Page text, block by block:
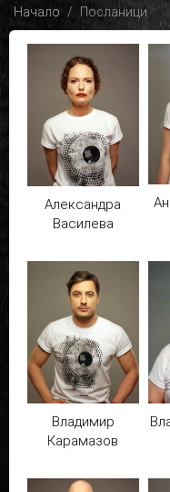
Начало Посланици
Александра
Василева
Владимир
Карамазов